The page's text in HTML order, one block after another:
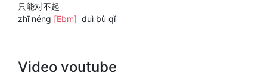
只能对不起
zhī néng [Ebm] duì bù qǐ
Video youtube